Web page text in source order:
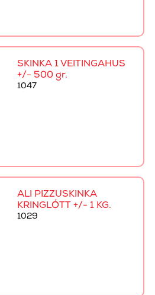
SKINKA 1 VEITINGAHÚS
+/- 500 gr.
1047
ALI PIZZUSKINKA
KRINGLÓTT +/- 1 KG.
1029